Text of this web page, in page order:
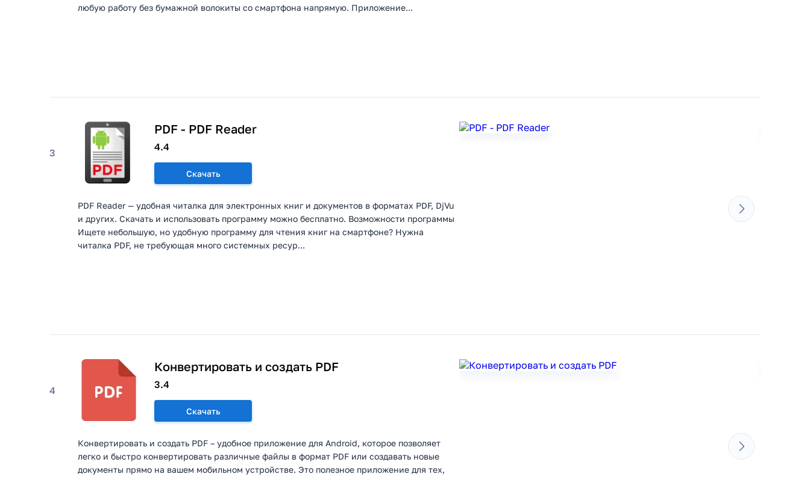
любую работу без бумажной волокиты со смартфона напрямую. Приложение...
3
PDF - PDF Reader
4.4
Скачать
PDF Reader — удобная читалка для электронных книг и документов в форматах PDF, DjVu
и других. Скачать и использовать программу можно бесплатно. Возможности программы
Ищете небольшую, но удобную программу для чтения книг на смартфоне? Нужна
читалка PDF, не требующая много системных ресур...
4
Конвертировать и создать PDF
3.4
Скачать
Конвертировать и создать PDF – удобное приложение для Android, которое позволяет
легко и быстро конвертировать различные файлы в формат PDF или создавать новые
документы прямо на вашем мобильном устройстве. Это полезное приложение для тех,